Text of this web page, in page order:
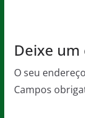
Deixe
O seu
Campos